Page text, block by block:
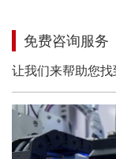
免费咨询服务
让我们来帮助您找